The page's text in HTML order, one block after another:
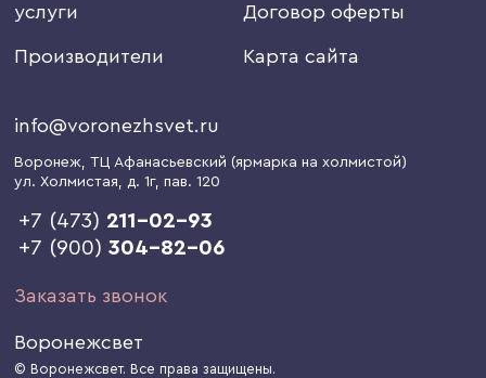
услуги
Производители
Договор оферты
Карта сайта
info@voronezhsvet.ru
Воронеж, ТЦ Афанасьевский (ярмарка на холмистой)
ул. Холмистая, д. 1г, пав. 120
+7 (473) 211-02-93
+7 (900)304-82-06
Заказать звонок
Воронежсвет
© Воронежсвет. Все права защищены.